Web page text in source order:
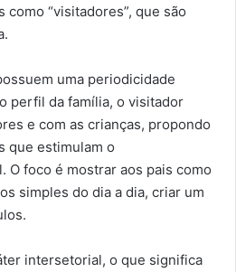
“visitadores”, que são
uma periodicidade
perfil da família, o visitador
e com as crianças, propondo
que estimulam o
O foco é mostrar aos pais como
simples do dia a dia, criar um
intersetorial, o que significa